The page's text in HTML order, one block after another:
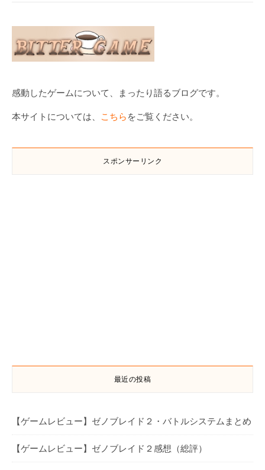
感動したゲームについて、まったり語るブログです。
本サイトについては、 こちら をご覧ください。
スポンサーリンク
最近の投稿
【ゲームレビュー】ゼノブレイド２・バトルシステムまとめ
【ゲームレビュー】ゼノブレイド２感想（総評）